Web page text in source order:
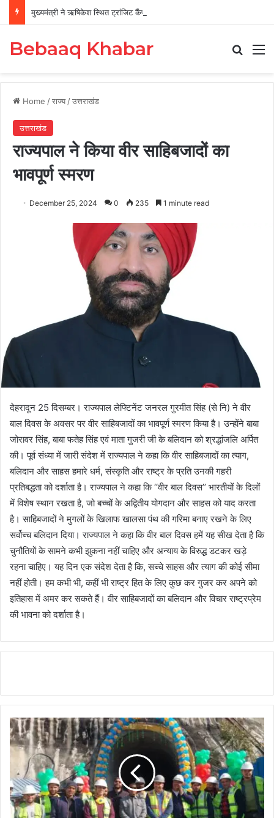
मुख्यमंत्री ने ऋषिकेश स्थित ट्रांजिट कैंप का किया औचक निरीक्षण
Bebaaq Khabar
Home /राज्य /उत्तराखंड
उत्तराखंड
राज्यपाल ने किया वीर साहिबजादों का
भावपूर्ण स्मरण
December 25, 2024 0 235 1 minute read
देहरादून 25 दिसम्बर। राज्यपाल लेफ्टिनेंट जनरल गुरमीत सिंह (से नि) ने वीर
बाल दिवस के अवसर पर वीर साहिबजादों का भावपूर्ण स्मरण किया है। उन्होंने बाबा
जोरावर सिंह, बाबा फतेह सिंह एवं माता गुजरी जी के बलिदान को श्रद्धांजलि अर्पित
की। पूर्व संध्या में जारी संदेश में राज्यपाल ने कहा कि वीर साहिबजादों का त्याग,
बलिदान और साहस हमारे धर्म, संस्कृति और राष्ट्र के प्रति उनकी गहरी
प्रतिबद्धता को दर्शाता है। राज्यपाल ने कहा कि ‘‘वीर बाल दिवस’’ भारतीयों के दिलों
में विशेष स्थान रखता है, जो बच्चों के अद्वितीय योगदान और साहस को याद करता
है। साहिबजादों ने मुगलों के खिलाफ खालसा पंथ की गरिमा बनाए रखने के लिए
सर्वोच्च बलिदान दिया। राज्यपाल ने कहा कि वीर बाल दिवस हमें यह सीख देता है कि
चुनौतियों के सामने कभी झुकना नहीं चाहिए और अन्याय के विरुद्ध डटकर खड़े
रहना चाहिए। यह दिन एक संदेश देता है कि, सच्चे साहस और त्याग की कोई सीमा
नहीं होती। हम कभी भी, कहीं भी राष्ट्र हित के लिए कुछ कर गुजर कर अपने को
इतिहास में अमर कर सकते हैं। वीर साहिबजादों का बलिदान और विचार राष्ट्रप्रेम
की भावना को दर्शाता है।